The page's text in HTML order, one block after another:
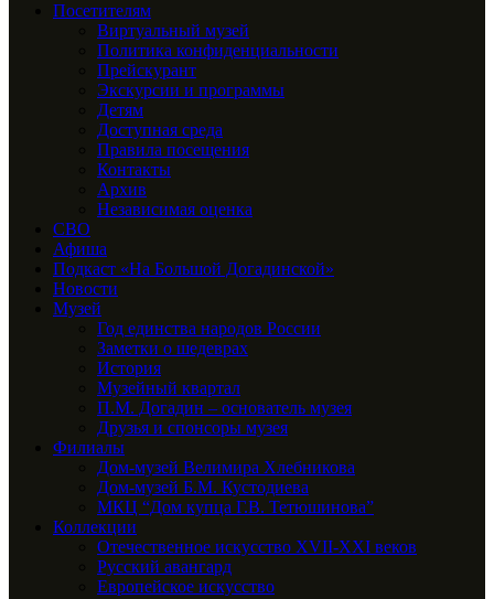
Посетителям
Виртуальный музей
Политика конфиденциальности
Прейскурант
Экскурсии и программы
Детям
Доступная среда
Правила посещения
Контакты
Архив
Независимая оценка
СВО
Афиша
Подкаст «На Большой Догадинской»
Новости
Музей
Год единства народов России
Заметки о шедеврах
История
Музейный квартал
П.М. Догадин – основатель музея
Друзья и спонсоры музея
Филиалы
Дом-музей Велимира Хлебникова
Дом-музей Б.М. Кустодиева
МКЦ “Дом купца Г.В. Тетюшинова”
Коллекции
Отечественное искусство XVII-XXI веков
Русский авангард
Европейское искусство